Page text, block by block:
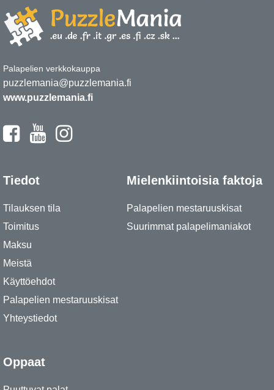
Palapelien verkkokauppa
puzzlemania@puzzlemania.fi
www.puzzlemania.fi
Tiedot
Tilauksen tila
Toimitus
Maksu
Meistä
Käyttöehdot
Palapelien mestaruuskisat
Yhteystiedot
Mielenkiintoisia faktoja
Palapelien mestaruuskisat
Suurimmat palapelimaniakot
Oppaat